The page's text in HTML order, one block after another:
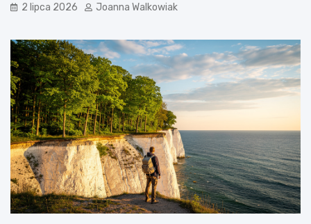
2 lipca 2026 Joanna Walkowiak